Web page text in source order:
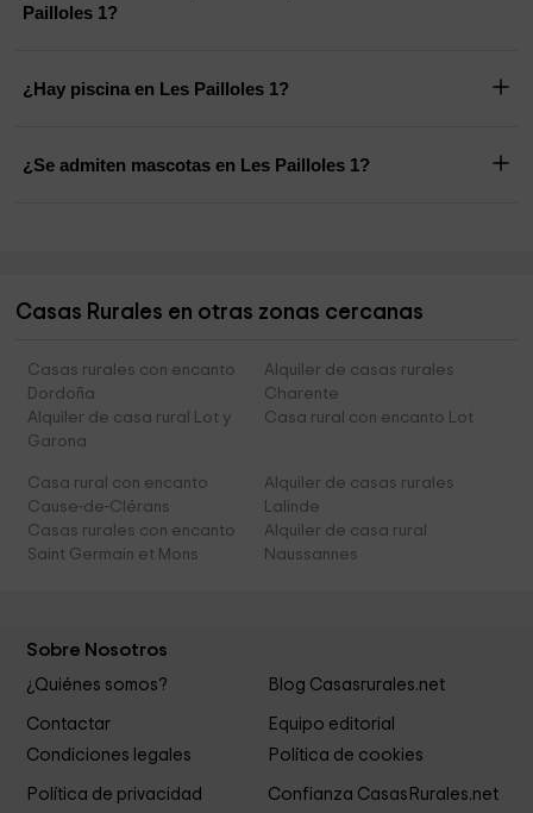
Pailloles 1?
¿Hay piscina en Les Pailloles 1?
¿Se admiten mascotas en Les Pailloles 1?
Casas Rurales en otras zonas cercanas
Casas rurales con encanto
Dordoña
Alquiler de casas rurales
Charente
Alquiler de casa rural Lot y
Garona
Casa rural con encanto Lot
Casa rural con encanto
Cause-de-Clérans
Alquiler de casas rurales
Lalinde
Casas rurales con encanto
Saint Germain et Mons
Alquiler de casa rural
Naussannes
Sobre Nosotros
¿Quiénes somos? Blog Casasrurales.net
Contactar
Equipo editorial
Condiciones legales
Política de cookies
Política de privacidad Confianza CasasRurales.net